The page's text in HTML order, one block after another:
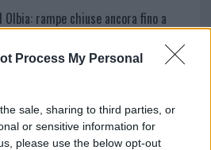
Process My Personal
sale, sharing to third parties, or
or sensitive information for
please use the below opt-out
Olbia: rampe chiuse ancora fino a
2026